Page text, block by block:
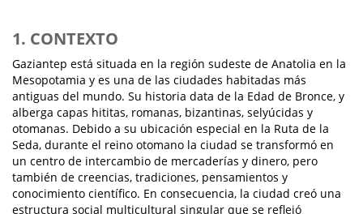
1. CONTEXTO
Gaziantep está situada en la región sudeste de Anatolia en la
Mesopotamia y es una de las ciudades habitadas más
antiguas del mundo. Su historia data de la Edad de Bronce, y
alberga capas hititas, romanas, bizantinas, selyúcidas y
otomanas. Debido a su ubicación especial en la Ruta de la
Seda, durante el reino otomano la ciudad se transformó en
un centro de intercambio de mercaderías y dinero, pero
también de creencias, tradiciones, pensamientos y
conocimiento científico. En consecuencia, la ciudad creó una
estructura social multicultural singular que se reflejó